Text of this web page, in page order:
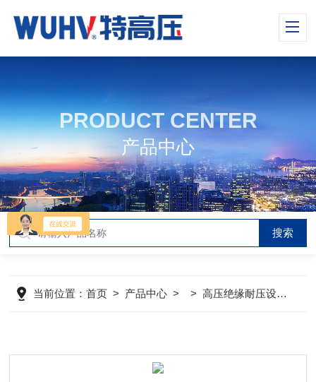
PRODUCT CENTER
产品中心
当前位置：首页 > 产品中心 > >高压绝缘耐压设备